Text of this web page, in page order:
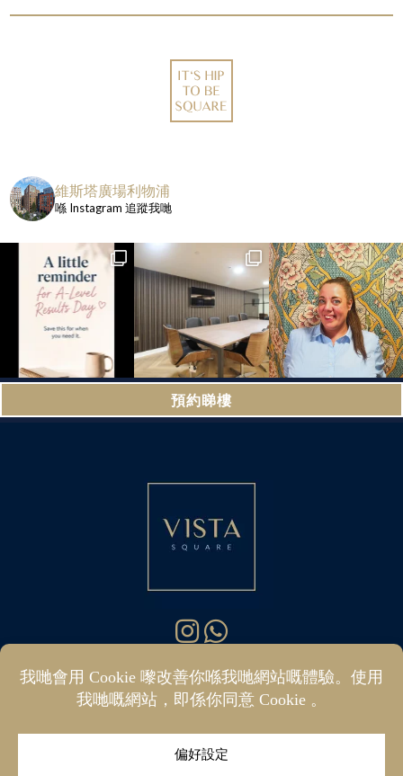
維斯塔廣場利物浦
喺 Instagram 追蹤我哋
預約睇樓
你好 @ 維斯塔廣場公司 | 07400 288187